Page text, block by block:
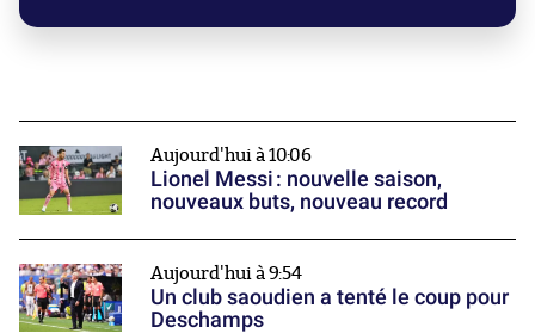
Aujourd'hui à 10:06
Lionel Messi : nouvelle saison,
nouveaux buts, nouveau record
Aujourd'hui à 9:54
Un club saoudien a tenté le coup pour
Deschamps